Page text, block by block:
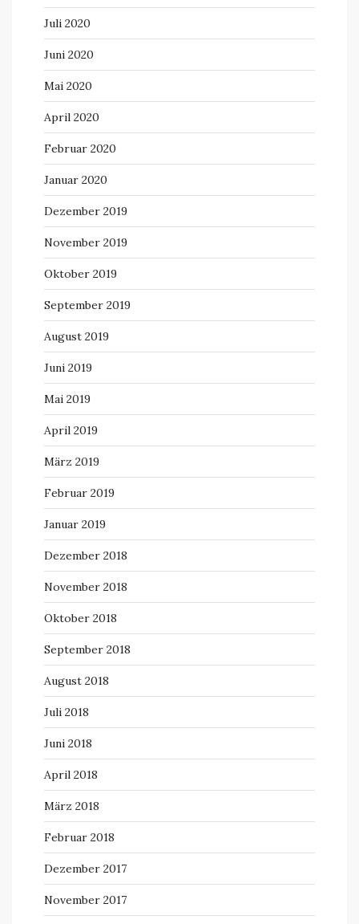
Juli 2020
Juni 2020
Mai 2020
April 2020
Februar 2020
Januar 2020
Dezember 2019
November 2019
Oktober 2019
September 2019
August 2019
Juni 2019
Mai 2019
April 2019
März 2019
Februar 2019
Januar 2019
Dezember 2018
November 2018
Oktober 2018
September 2018
August 2018
Juli 2018
Juni 2018
April 2018
März 2018
Februar 2018
Dezember 2017
November 2017